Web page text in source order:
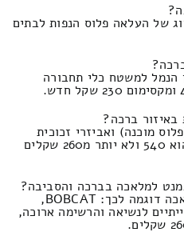
של העלאה פלוס הנפות לבתים
הנמל למשטח כלי תחבורה
ברכה?
מוכנה) ואביזרי זכוכית
כבדי משקל פלוס הנפה המחיר הוא 540 ולא יותר מ260 שקלים
למלאכה בברכה והסביבה?
מחירה של הובלה של כלים למלאכה דוגמה לכך: BOBCAT,
לנשיאה והרשימה ארוכה,